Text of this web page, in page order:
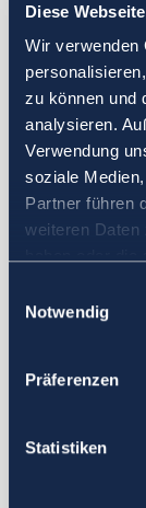
Diese
Wir verwenden
zu können und
analysieren.
Verwendung
soziale
Partner führen
weiteren Daten
Notwendig
Präferenzen
Statistiken